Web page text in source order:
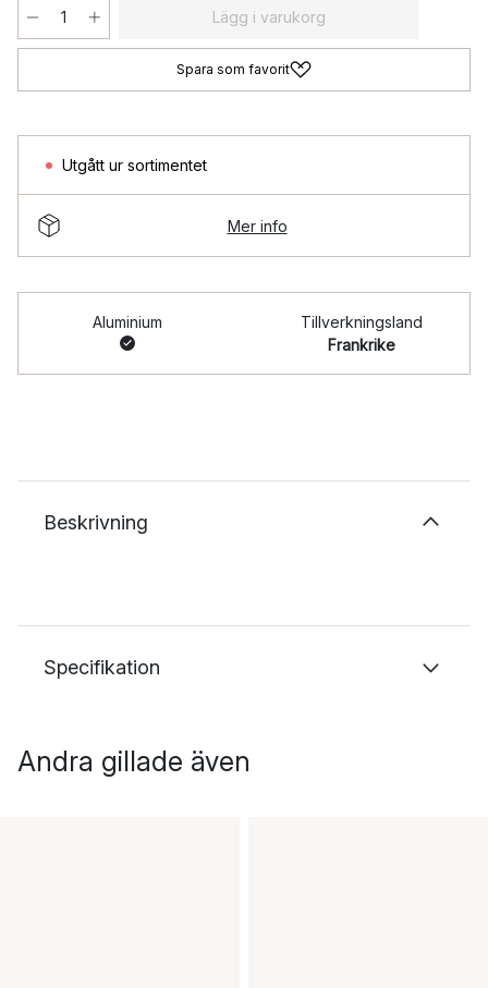
Lägg i varukorg
Spara som favorit
Utgått ur sortimentet
Mer info
Aluminium
Tillverkningsland
Frankrike
Beskrivning
Specifikation
Andra gillade även